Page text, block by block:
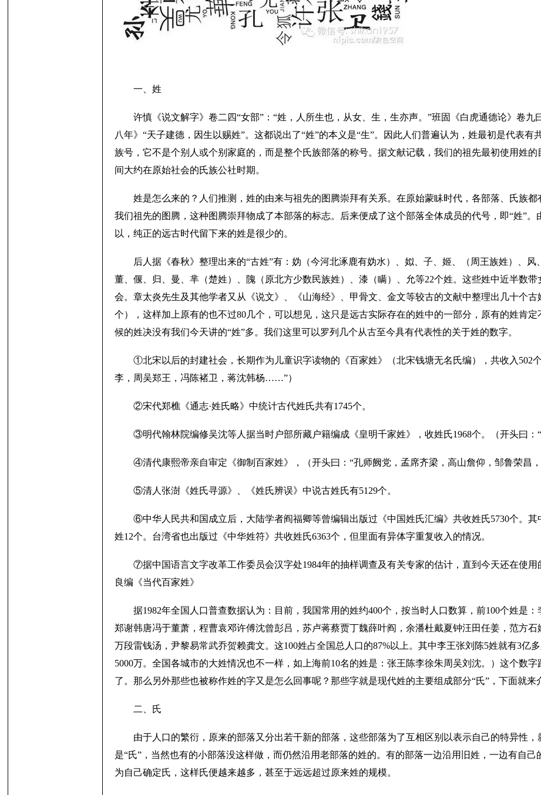
一、姓
许慎《说文解字》卷二四“女部”：“姓，人所生也，从女、生，生亦声。”班固《白虎通德论》卷
八年》“天子建德，因生以赐姓”。这都说出了“姓”的本义是“生”。因此人们普遍认为，姓最初是代表
族号，它不是个别人或个别家庭的，而是整个氏族部落的称号。据文献记载，我们的祖先最初使用姓的
间大约在原始社会的氏族公社时期。
姓是怎么来的？人们推测，姓的由来与祖先的图腾崇拜有关系。在原始蒙眛时代，各部落、氏族
我们祖先的图腾，这种图腾崇拜物成了本部落的标志。后来便成了这个部落全体成员的代号，即“姓”
以，纯正的远古时代留下来的姓是很少的。
后人据《春秋》整理出来的“古姓”有：妫（今河北涿鹿有妫水）、姒、子、姬、（周王族姓）、
董、偃、归、曼、芈（楚姓）、隗（原北方少数民族姓）、漆（瞒）、允等22个姓。这些姓中近半数
会。章太炎先生及其他学者又从《说文》、《山海经》、甲骨文、金文等较古的文献中整理出几十个
个），这样加上原有的也不过80几个，可以想见，这只是远古实际存在的姓中的一部分，原有的姓肯
候的姓决没有我们今天讲的“姓”多。我们这里可以罗列几个从古至今具有代表性的关于姓的数字。
①北宋以后的封建社会，长期作为儿童识字读物的《百家姓》（北宋钱塘无名氏编），共收入502
李，周吴郑王，冯陈褚卫，蒋沈韩杨……”）
②宋代郑樵《通志·姓氏略》中统计古代姓氏共有1745个。
③明代翰林院编修吴沈等人据当时户部所藏户籍编成《皇明千家姓》，收姓氏1968个。（开头曰
④清代康熙帝亲自审定《御制百家姓》，（开头曰：“孔师阙党，孟席齐梁，高山詹仰，邹鲁荣昌
⑤清人张澍《姓氏寻源》、《姓氏辨误》中说古姓氏有5129个。
⑥中华人民共和国成立后，大陆学者阎福卿等曾编辑出版过《中国姓氏汇编》共收姓氏5730个。其
姓12个。台湾省也出版过《中华姓符》共收姓氏6363个，但里面有异体字重复收入的情况。
⑦据中国语言文字改革工作委员会汉字处1984年的抽样调查及有关专家的估计，直到今天还在使用
良编《当代百家姓》
据1982年全国人口普查数据认为：目前，我国常用的姓约400个，按当时人口数算，前100个姓是
郑谢韩唐冯于董萧，程曹袁邓许傅沈曾彭吕，苏卢蒋蔡贾丁魏薛叶阎，余潘杜戴夏钟汪田任姜，范方
万段雷钱汤，尹黎易常武乔贺赖龚文。这100姓占全国总人口的87%以上。其中李王张刘陈5姓就有3亿
5000万。全国各城市的大姓情况也不一样，如上海前10名的姓是：张王陈李徐朱周吴刘沈。）这个数
了。那么另外那些也被称作姓的字又是怎么回事呢？那些字就是现代姓的主要组成部分“氏”，下面就来
二、氏
由于人口的繁衍，原来的部落又分出若干新的部落，这些部落为了互相区别以表示自己的特异性
是“氏”，当然也有的小部落没这样做，而仍然沿用老部落的姓的。有的部落一边沿用旧姓，一边有自
为自己确定氏，这样氏便越来越多，甚至于远远超过原来姓的规模。